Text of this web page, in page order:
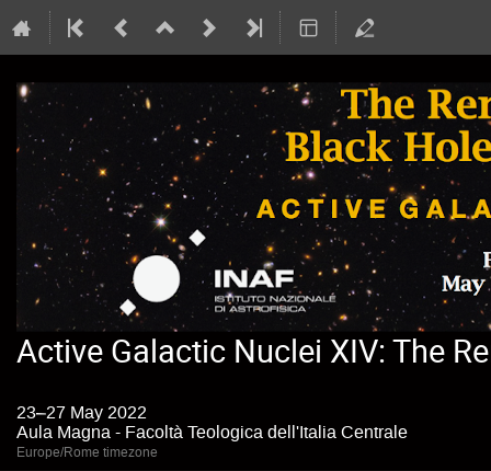
Active Galactic Nuclei XIV: The
23–27 May 2022
Aula Magna - Facoltà Teologica dell'Italia Centrale
Europe/Rome timezone